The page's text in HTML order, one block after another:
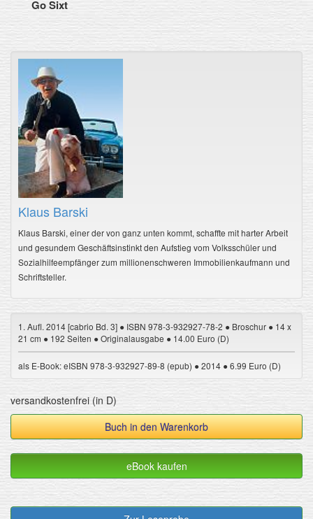
Go Sixt
Klaus Barski
Klaus Barski, einer der von ganz unten kommt, schaffte mit harter Arbeit
und gesundem Geschäftsinstinkt den Aufstieg vom Volksschüler und
Sozialhilfeempfänger zum millionenschweren Immobilienkaufmann und
Schriftsteller.
1. Aufl. 2014 [cabrio Bd. 3] ● ISBN 978-3-932927-78-2 ● Broschur ● 14 x
21 cm ● 192 Seiten ● Originalausgabe ● 14.00 Euro (D)
als E-Book: eISBN 978-3-932927-89-8 (epub) ● 2014 ● 6.99 Euro (D)
versandkostenfrei (in D)
Buch in den Warenkorb
eBook kaufen